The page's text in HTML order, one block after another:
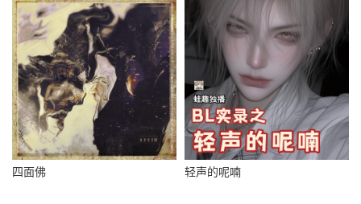
四面佛 轻声的呢喃